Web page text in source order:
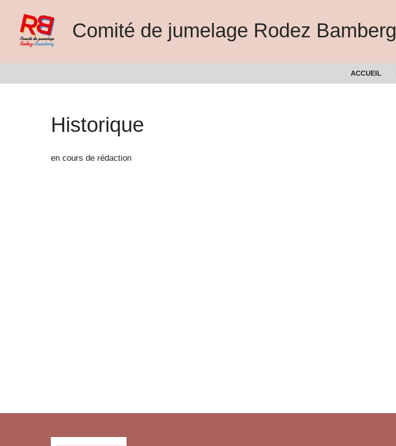
Aller
Comité de jumelage Rodez Bamberg
ACCUEIL
Historique
en cours de rédaction